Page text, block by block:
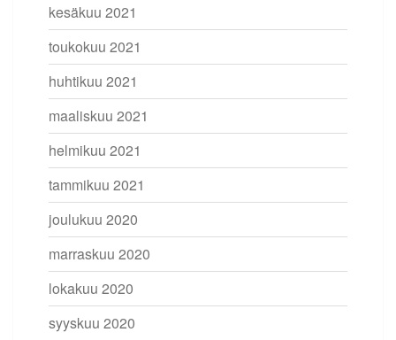
kesäkuu 2021
toukokuu 2021
huhtikuu 2021
maaliskuu 2021
helmikuu 2021
tammikuu 2021
joulukuu 2020
marraskuu 2020
lokakuu 2020
syyskuu 2020